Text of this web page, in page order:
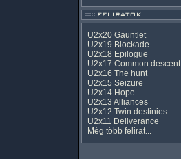
U2x20 Gauntlet
U2x19 Blockade
U2x18 Epilogue
U2x17 Common descent
U2x16 The hunt
U2x15 Seizure
U2x14 Hope
U2x13 Alliances
U2x12 Twin destinies
U2x11 Deliverance
Még több felirat...